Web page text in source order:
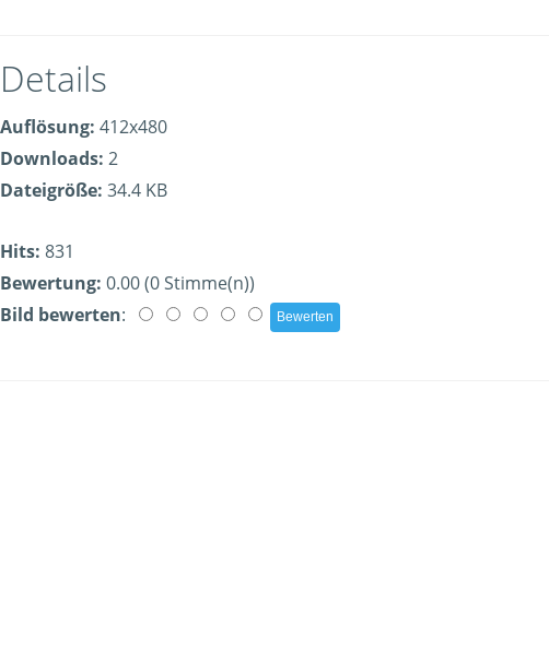
Details
Auflösung: 412x480
Downloads: 2
Dateigröße: 34.4 KB
Hits: 831
Bewertung: 0.00 (0 Stimme(n))
Bild bewerten: